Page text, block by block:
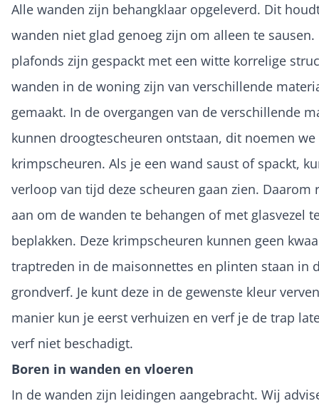
Alle wanden zijn behangklaar opgeleverd. Dit
wanden niet glad genoeg zijn om alleen te sausen.
plafonds zijn gespackt met een witte korrelige
wanden in de woning zijn van verschillende
gemaakt. In de overgangen van de verschillende
kunnen droogtescheuren ontstaan, dit noemen we
krimpscheuren. Als je een wand saust of spackt,
verloop van tijd deze scheuren gaan zien. Daarom
aan om de wanden te behangen of met glasvezel
beplakken. Deze krimpscheuren kunnen geen
traptreden in de maisonnettes en plinten staan in
grondverf. Je kunt deze in de gewenste kleur
manier kun je eerst verhuizen en verf je de trap
verf niet beschadigt.
Boren in wanden en vloeren
In de wanden zijn leidingen aangebracht. Wij